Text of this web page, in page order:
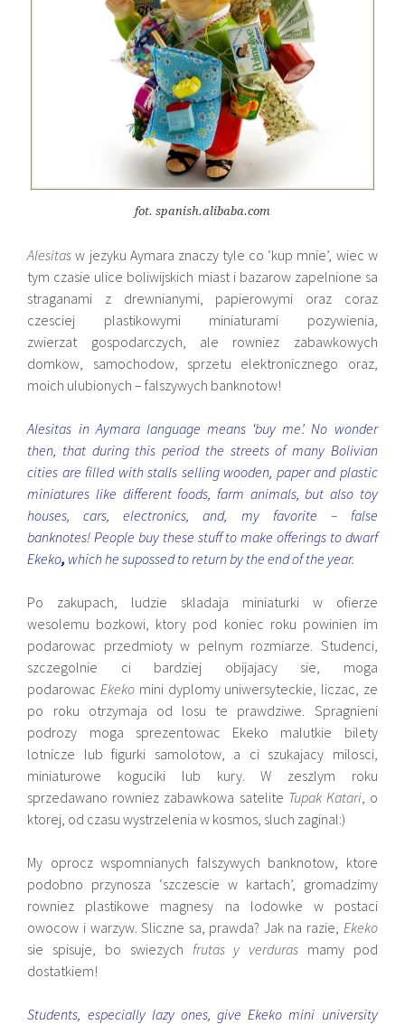
fot. spanish.alibaba.com
Alesitas w jezyku Aymara znaczy tyle co ‘kup mnie’, wiec w
tym czasie ulice boliwijskich miast i bazarow zapelnione sa
straganami z drewnianymi, papierowymi oraz coraz
czesciej plastikowymi miniaturami pozywienia,
zwierzat gospodarczych, ale rowniez zabawkowych
domkow, samochodow, sprzetu elektronicznego oraz,
moich ulubionych – falszywych banknotow!
Alesitas in Aymara language means ‘buy me’. No wonder
then, that during this period the streets of many Bolivian
cities are filled with stalls selling wooden, paper and plastic
miniatures like different foods, farm animals, but also toy
houses, cars, electronics, and, my favorite – false
banknotes! People buy these stuff to make offerings to dwarf
Ekeko, which he supossed to return by the end of the year.
Po zakupach, ludzie skladaja miniaturki w ofierze
wesolemu bozkowi, ktory pod koniec roku powinien im
podarowac przedmioty w pelnym rozmiarze. Studenci,
szczegolnie ci bardziej obijajacy sie, moga
podarowac Ekeko mini dyplomy uniwersyteckie, liczac, ze
po roku otrzymaja od losu te prawdziwe. Spragnieni
podrozy moga sprezentowac Ekeko malutkie bilety
lotnicze lub figurki samolotow, a ci szukajacy milosci,
miniaturowe koguciki lub kury. W zeszlym roku
sprzedawano rowniez zabawkowa satelite Tupak Katari, o
ktorej, od czasu wystrzelenia w kosmos, sluch zaginal:)
My oprocz wspomnianych falszywych banknotow, ktore
podobno przynosza ‘szczescie w kartach’, gromadzimy
rowniez plastikowe magnesy na lodowke w postaci
owocow i warzyw. Sliczne sa, prawda? Jak na razie, Ekeko
sie spisuje, bo swiezych frutas y verduras mamy pod
dostatkiem!
Students, especially lazy ones, give Ekeko mini university